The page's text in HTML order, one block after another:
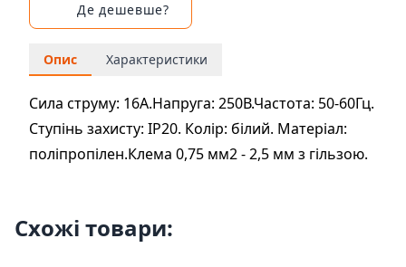
Де дешевше?
Опис Характеристики
Сила струму: 16A.Напруга: 250В.Частота: 50-60Гц.
Ступінь захисту: IP20. Колір: білий. Матеріал:
поліпропілен.Клема 0,75 мм2 - 2,5 мм з гільзою.
Схожі товари: